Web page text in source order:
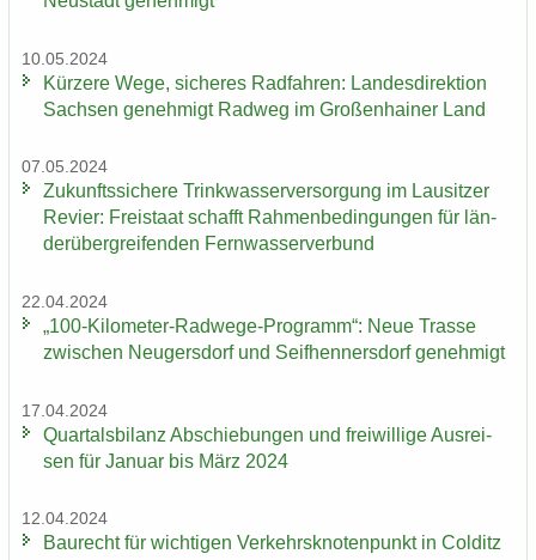
10.05.2024
Kür­ze­re Wege, si­che­res Rad­fah­ren: Lan­des­di­rek­ti­on
Sach­sen ge­neh­migt Rad­weg im Gro­ßen­hai­ner Land
07.05.2024
Zu­kunfts­si­che­re Trink­was­ser­ver­sor­gung im Lau­sit­zer
Re­vier: Frei­staat schafft Rah­men­be­din­gun­gen für län­
der­über­grei­fen­den Fern­was­ser­ver­bund
22.04.2024
„100-​Kilometer-Radwege-Programm“: Neue Tras­se
zwi­schen Neu­gers­dorf und Seif­hen­ners­dorf ge­neh­migt
17.04.2024
Quar­tals­bi­lanz Ab­schie­bun­gen und frei­wil­li­ge Aus­rei­
sen für Ja­nu­ar bis März 2024
12.04.2024
Bau­recht für wich­ti­gen Ver­kehrs­kno­ten­punkt in Col­ditz